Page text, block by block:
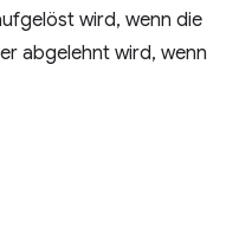
wird, wenn die
abgelehnt wird, wenn